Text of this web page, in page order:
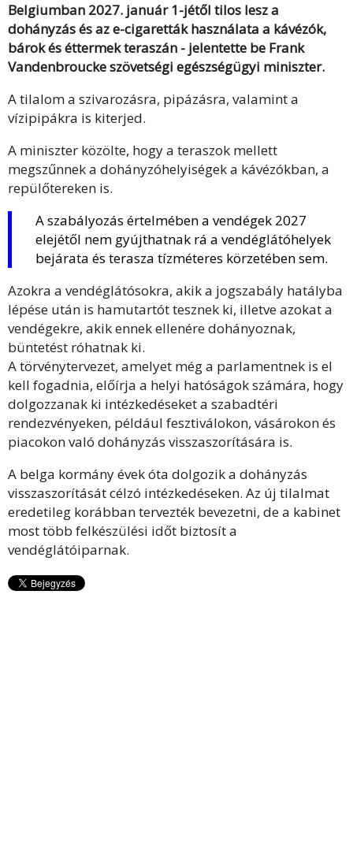
Belgiumban 2027. január 1-jétől tilos lesz a
dohányzás és az e-cigaretták használata a kávézók,
bárok és éttermek teraszán - jelentette be Frank
Vandenbroucke szövetségi egészségügyi miniszter.
A tilalom a szivarozásra, pipázásra, valamint a
vízipipákra is kiterjed.
A miniszter közölte, hogy a teraszok mellett
megszűnnek a dohányzóhelyiségek a kávézókban, a
repülőtereken is.
A szabályozás értelmében a vendégek 2027
elejétől nem gyújthatnak rá a vendéglátóhelyek
bejárata és terasza tízméteres körzetében sem.
Azokra a vendéglátósokra, akik a jogszabály hatályba
lépése után is hamutartót tesznek ki, illetve azokat a
vendégekre, akik ennek ellenére dohányoznak,
büntetést róhatnak ki.
A törvénytervezet, amelyet még a parlamentnek is el
kell fogadnia, előírja a helyi hatóságok számára, hogy
dolgozzanak ki intézkedéseket a szabadtéri
rendezvényeken, például fesztiválokon, vásárokon és
piacokon való dohányzás visszaszorítására is.
A belga kormány évek óta dolgozik a dohányzás
visszaszorítását célzó intézkedéseken. Az új tilalmat
eredetileg korábban tervezték bevezetni, de a kabinet
most több felkészülési időt biztosít a
vendéglátóiparnak.